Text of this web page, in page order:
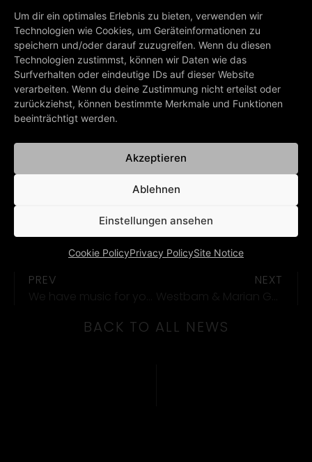
Um dir ein optimales Erlebnis zu bieten, verwenden wir
Technologien wie Cookies, um Geräteinformationen zu
speichern und/oder darauf zuzugreifen. Wenn du diesen
Technologien zustimmst, können wir Daten wie das
Surfverhalten oder eindeutige IDs auf dieser Website
verarbeiten. Wenn du deine Zustimmung nicht erteilst oder
zurückziehst, können bestimmte Merkmale und Funktionen
beeinträchtigt werden.
Akzeptieren
Ablehnen
Einstellungen ansehen
Cookie PolicyPrivacy PolicySite Notice
Marian Gold”
Klicke hier, um Marketing-Cookies zu
akzeptieren und diesen Inhalt zu
PREV
NEXT
BACK TO ALL NEWS